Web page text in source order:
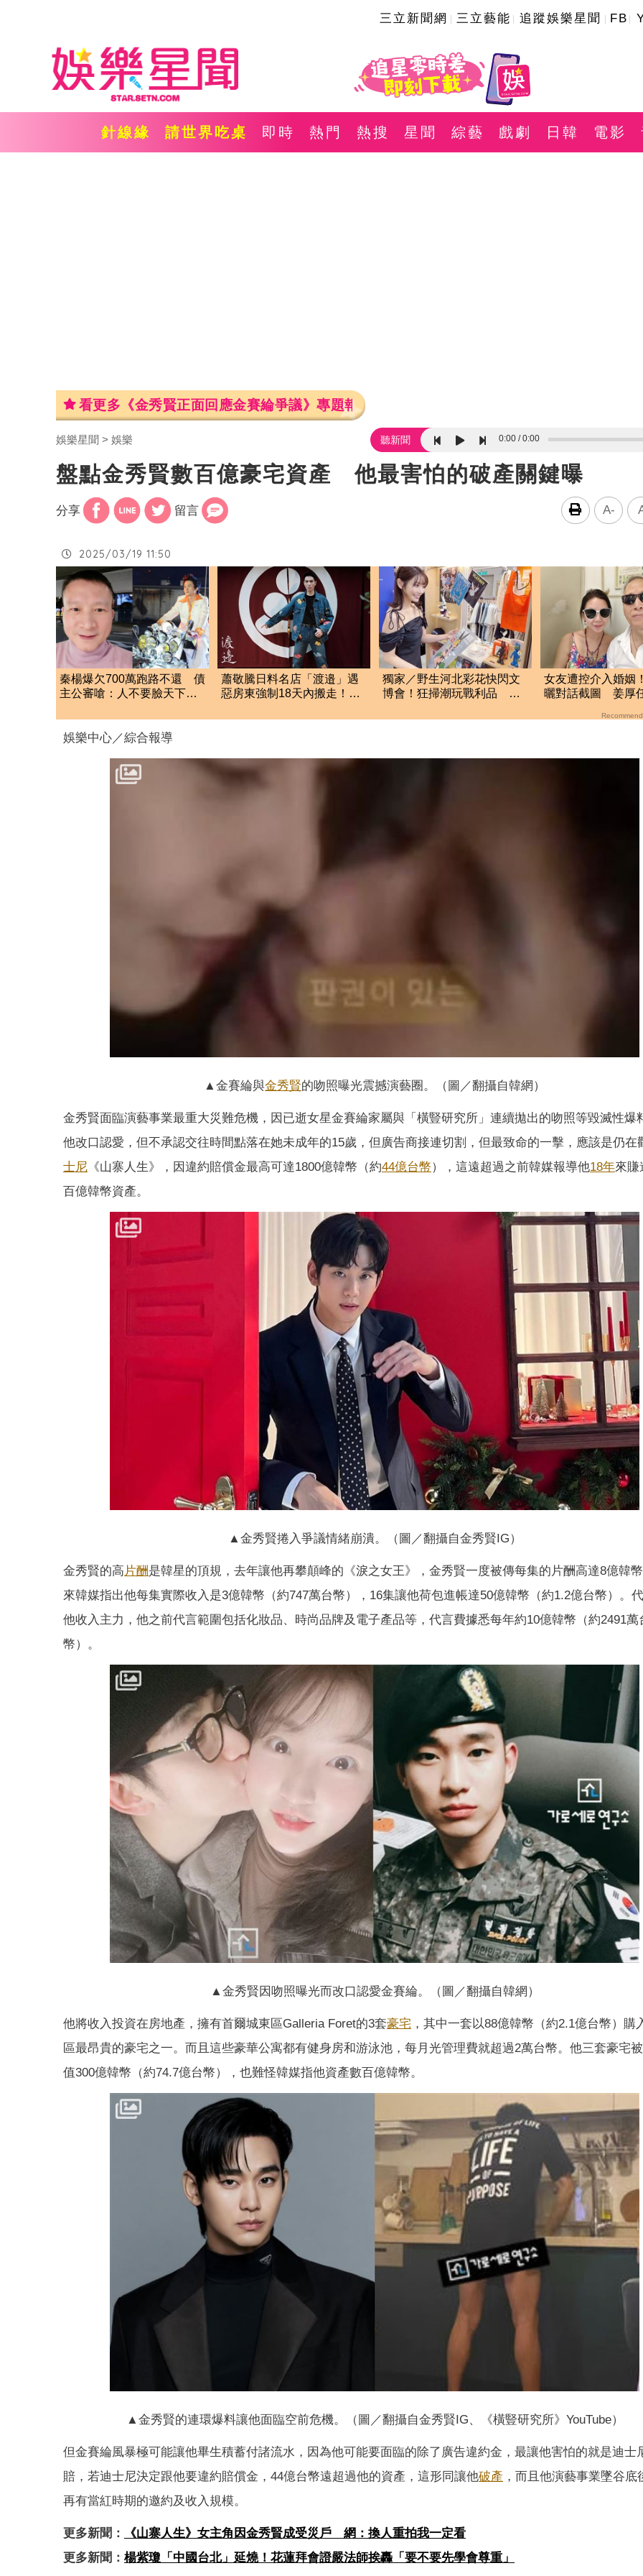
三立新聞網 三立藝能 追蹤娛樂星聞 FB
針線緣 請世界吃桌 即時 熱門 熱搜 星聞 綜藝 戲劇 日韓 電影
看更多《金秀賢正面回應金賽綸爭議》專題報導
娛樂星聞 娛樂 聽新聞 0:00 0:00
盤點金秀賢數百億豪宅資產 他最害怕的破產關鍵曝
分享 留言 A-
2025/03/19 11:50
秦楊爆欠700萬跑路不還 債
主公審嗆：人不要臉天下無
蕭敬騰日料名店「渡邉」遇
惡房東強制18天內搬走！逼
獨家／野生河北彩花快閃文
博會！狂掃潮玩戰利品 見
女友遭控介入婚姻
曬對話截圖 姜厚
娛樂中心／綜合報導
▲金賽綸與金秀賢的吻照曝光震撼演藝圈。（圖／翻攝自韓網）
金秀賢面臨演藝事業最重大災難危機，因已逝女星金賽綸家屬與「橫豎研究所」連續拋出的吻照等毀滅性爆
他改口認愛，但不承認交往時間點落在她未成年的15歲，但廣告商接連切割，但最致命的一擊，應該是仍在
士尼 《山寨人生》，因違約賠償金最高可達1800億韓幣（約44億台幣），這遠超過之前韓媒報導他18年來賺
百億韓幣資產。
▲金秀賢捲入爭議情緒崩潰。（圖／翻攝自金秀賢IG）
金秀賢的高 片酬是韓星的頂規，去年讓他再攀顛峰的《淚之女王》，金秀賢一度被傳每集的片酬高達8億韓
來韓媒指出他每集實際收入是3億韓幣（約747萬台幣），16集讓他荷包進帳達50億韓幣（約1.2億台幣）。
他收入主力，他之前代言範圍包括化妝品、時尚品牌及電子產品等，代言費據悉每年約10億韓幣（約2491萬
幣）。
▲金秀賢因吻照曝光而改口認愛金賽綸。（圖／翻攝自韓網）
他將收入投資在房地產，擁有首爾城東區Galleria Foret的3套豪宅 ，其中一套以88億韓幣（約2.1億台幣）購
區最昂貴的豪宅之一。而且這些豪華公寓都有健身房和游泳池，每月光管理費就超過2萬台幣。他三套豪宅
值300億韓幣（約74.7億台幣），也難怪韓媒指他資產數百億韓幣。
▲金秀賢的連環爆料讓他面臨空前危機。（圖／翻攝自金秀賢IG、《橫豎研究所》YouTube）
但金賽綸風暴極可能讓他畢生積蓄付諸流水，因為他可能要面臨的除了廣告違約金，最讓他害怕的就是迪士
賠，若迪士尼決定跟他要違約賠償金，44億台幣遠超過他的資產，這形同讓他破產 ，而且他演藝事業墜谷底
再有當紅時期的邀約及收入規模。
更多新聞：
《山寨人生》女主角因金秀賢成受災戶 網：換人重拍我一定看
更多新聞： 楊紫瓊「中國台北」延燒！花蓮拜會證嚴法師挨轟「要不要先學會尊重」